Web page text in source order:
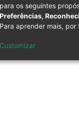
para os seguintes
Preferências,
Para aprender mais, por
Customizar